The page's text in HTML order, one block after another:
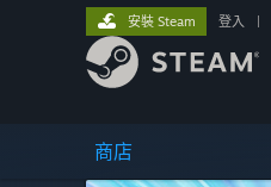
商店
安裝 Steam 登入